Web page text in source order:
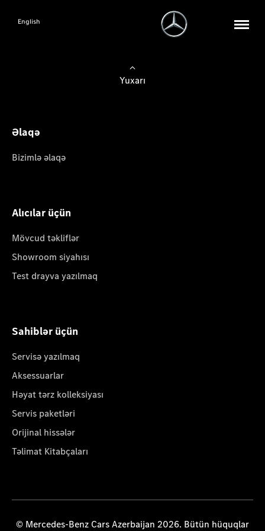
English
Yuxarı
Əlaqə
Bizimlə əlaqə
Alıcılar üçün
Mövcud təkliflər
Showroom siyahısı
Test drayva yazılmaq
Sahiblər üçün
Servisə yazılmaq
Aksessuarlar
Həyat tərz kolleksiyası
Servis paketləri
Orijinal hissələr
Təlimat Kitabçaları
© Mercedes-Benz Cars Azerbaijan 2026. Bütün hüquqlar